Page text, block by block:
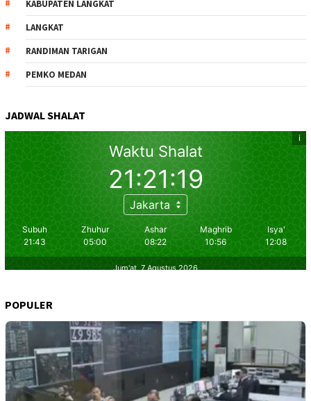
KABUPATEN LANGKAT
LANGKAT
RANDIMAN TARIGAN
PEMKO MEDAN
JADWAL SHALAT
POPULER